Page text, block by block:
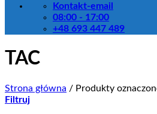
Kontakt-email
08:00 - 17:00
+48 693 447 489
TAC
Strona główna / Produkty
Filtruj